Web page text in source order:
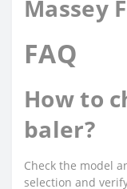
Massey
FAQ
How to
baler?
Check the model
selection and